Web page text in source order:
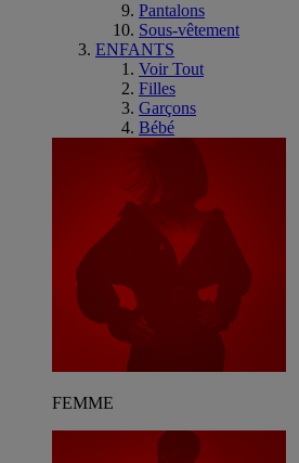
Pantalons
Sous-vêtement
ENFANTS
Voir Tout
Filles
Garçons
Bébé
FEMME